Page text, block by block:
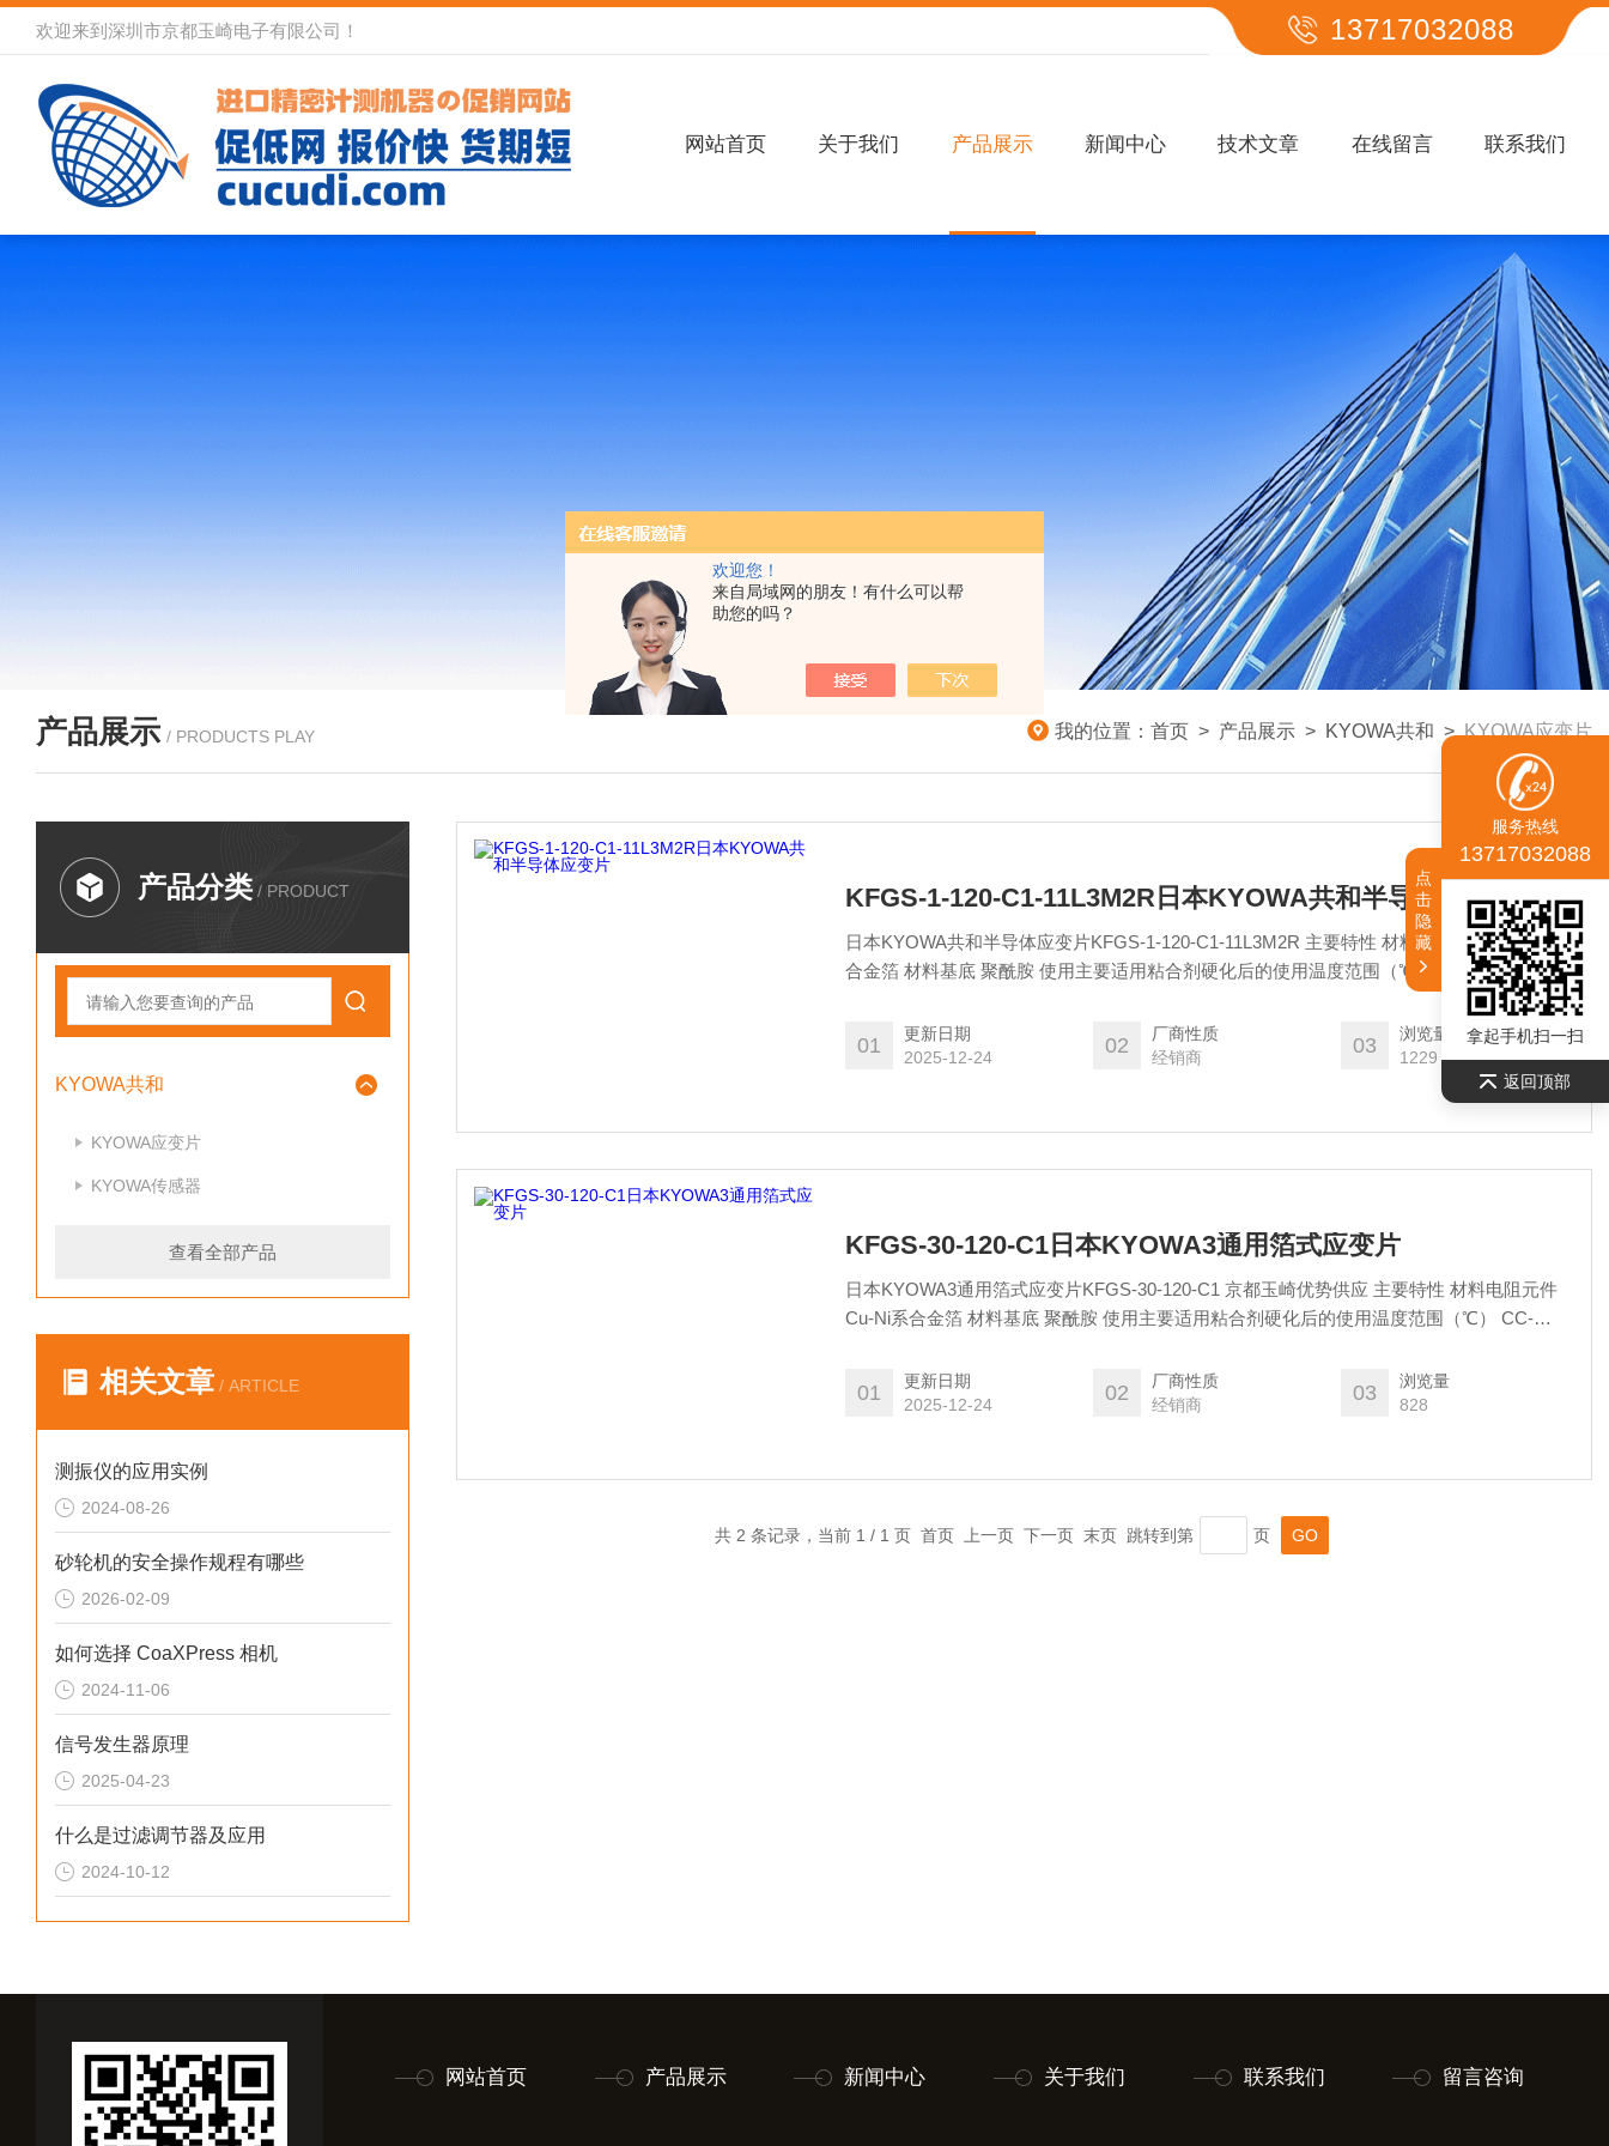
欢迎您！
来自局域网的朋友！有什么可以帮
助您的吗？
欢迎来到深圳市京都玉崎电子有限公司！ 13717032088
网站首页 关于我们 产品展示 新闻中心 技术文章 在线留言 联系我们
产品展示 / PRODUCTS PLAY 我的位置： 首页 > 产品展示 > KYOWA共和 >KYOWA应变片
产品分类 / PRODUCT
KYOWA共和
KYOWA应变片
KYOWA传感器
查看全部产品
相关文章 / ARTICLE
测振仪的应用实例
2024-08-26
砂轮机的安全操作规程有哪些
2026-02-09
如何选择 CoaXPress 相机
2024-11-06
信号发生器原理
2025-04-23
什么是过滤调节器及应用
2024-10-12
KFGS-1-120-C1-11L3M2R日本KYOWA共和半导体应变片
日本KYOWA共和半导体应变片KFGS-1-120-C1-11L3M2R 主要特性 材料电阻元件 Cu-Ni系
合金箔 材料基底 聚酰胺 使用主要适用粘合剂硬化后的使用温度范围（℃） CC-33A：-196～
120℃ CC-35：-30～120℃ CC-36：-30～100℃ EP-340：-55～150℃ PC-600：-196～150℃
和主要的导线组合时的温度（℃） 聚酯铜线
01
更新日期
2025-12-24
02
厂商性质
经销商
03
浏览量
1229
KFGS-30-120-C1日本KYOWA3通用箔式应变片
日本KYOWA3通用箔式应变片KFGS-30-120-C1 京都玉崎优势供应 主要特性 材料电阻元件
Cu-Ni系合金箔 材料基底 聚酰胺 使用主要适用粘合剂硬化后的使用温度范围（℃） CC-
01
更新日期
2025-12-24
02
厂商性质
经销商
03
浏览量
828
共 2 条记录，当前 1 / 1 页 首页 上一页 下一页 末页 跳转到第 页
网站首页 产品展示 新闻中心 关于我们 联系我们 留言咨询
服务热线
13717032088
拿起手机扫一扫
返回顶部
点
击
隐
藏